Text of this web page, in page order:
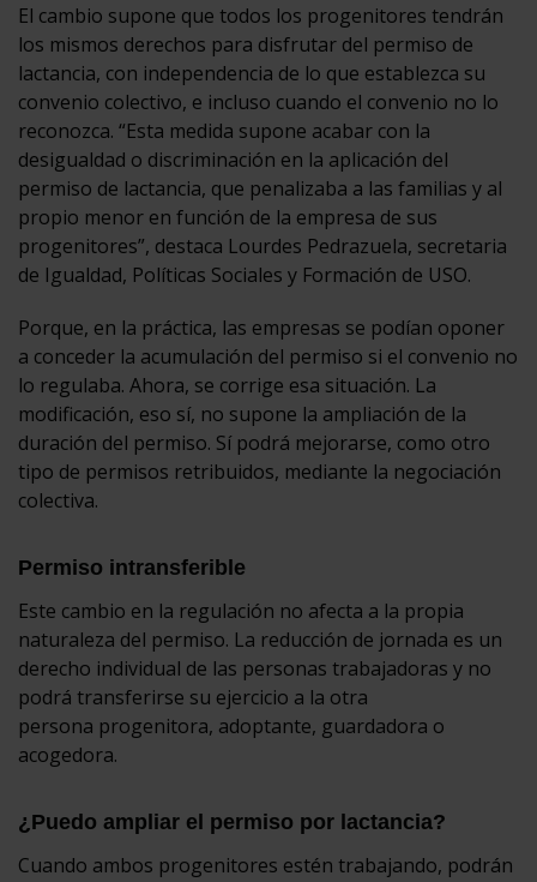
El cambio supone que todos los progenitores tendrán
los mismos derechos para disfrutar del permiso de
lactancia, con independencia de lo que establezca su
convenio colectivo, e incluso cuando el convenio no lo
reconozca. “Esta medida supone acabar con la
desigualdad o discriminación en la aplicación del
permiso de lactancia, que penalizaba a las familias y al
propio menor en función de la empresa de sus
progenitores”, destaca Lourdes Pedrazuela, secretaria
de Igualdad, Políticas Sociales y Formación de USO.
Porque, en la práctica, las empresas se podían oponer
a conceder la acumulación del permiso si el convenio no
lo regulaba. Ahora, se corrige esa situación. La
modificación, eso sí, no supone la ampliación de la
duración del permiso. Sí podrá mejorarse, como otro
tipo de permisos retribuidos, mediante la negociación
colectiva.
Permiso intransferible
Este cambio en la regulación no afecta a la propia
naturaleza del permiso. La reducción de jornada es un
derecho individual de las personas trabajadoras y no
podrá transferirse su ejercicio a la otra
persona progenitora, adoptante, guardadora o
acogedora.
¿Puedo ampliar el permiso por lactancia?
Cuando ambos progenitores estén trabajando, podrán